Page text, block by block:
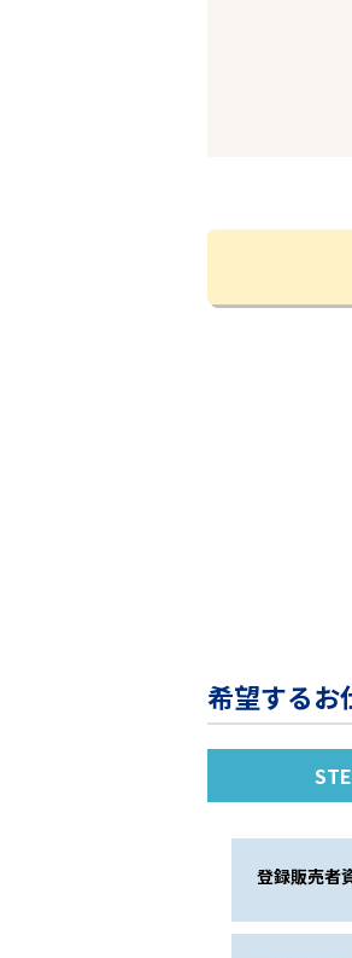
希望するお
登録販売者